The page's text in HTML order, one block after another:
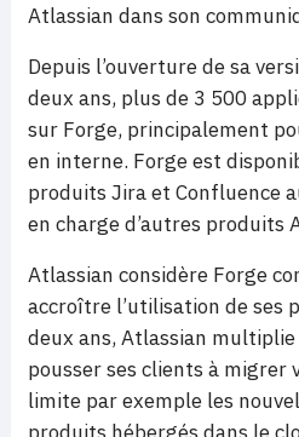
Atlassian dans son
Depuis l’ouverture de sa
deux ans, plus de 3 500
sur Forge, principalement
en interne. Forge est
produits Jira et Confluence
en charge d’autres produits
Atlassian considère Forge
accroître l’utilisation de ses
deux ans, Atlassian
pousser ses clients à migrer
limite par exemple les